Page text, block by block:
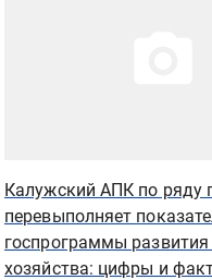
Калужский АПК по ряду
перевыполняет
госпрограммы развития
хозяйства: цифры и